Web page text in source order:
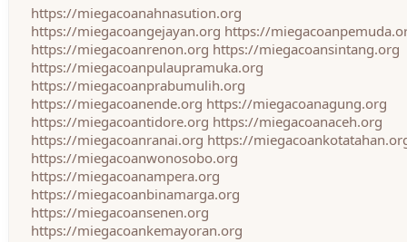
https://miegacoanahnasution.org
https://miegacoangejayan.org https://
https://miegacoanrenon.org https://miegacoansintang.org
https://miegacoanpulaupramuka.org
https://miegacoanprabumulih.org
https://miegacoanende.org https://miegacoanagung.org
https://miegacoantidore.org https://miegacoanaceh.org
https://miegacoanranai.org https://
https://miegacoanwonosobo.org
https://miegacoanampera.org
https://miegacoanbinamarga.org
https://miegacoansenen.org
https://miegacoankemayoran.org